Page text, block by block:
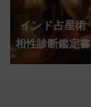
インド占星術
相性診断鑑定書